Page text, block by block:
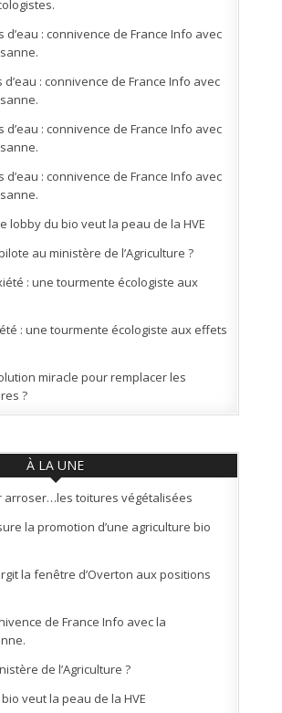
d’eau : connivence de France Info avec
d’eau : connivence de France Info avec
d’eau : connivence de France Info avec
d’eau : connivence de France Info avec
lobby du bio veut la peau de la HVE
au ministère de l’Agriculture ?
: une tourmente écologiste aux
: une tourmente écologiste aux effets
miracle pour remplacer les
?
À LA UNE
arroser…les toitures végétalisées
la promotion d’une agriculture bio
la fenêtre d’Overton aux positions
de France Info avec la
de l’Agriculture ?
veut la peau de la HVE